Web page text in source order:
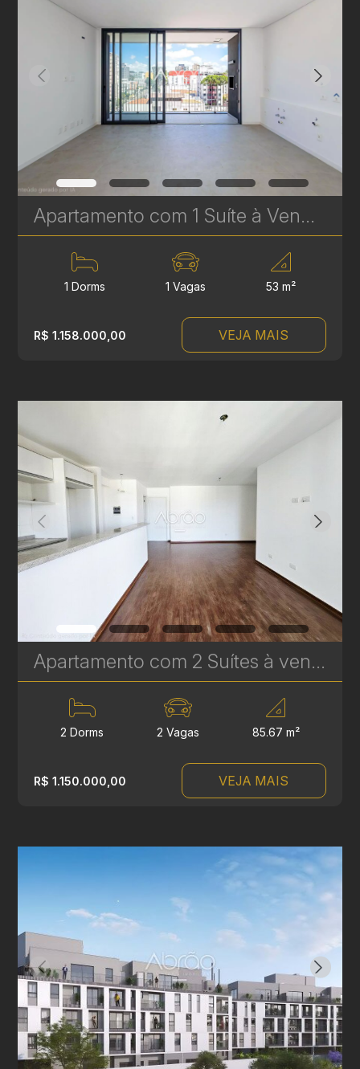
Apartamento com 1 Suíte à Venda no Vaz Batel - 53 m² - Sacada com Churrasqueira - 1 Vaga | Ref. 1703
1 Dorms 1 Vagas 53 m²
R$ 1.158.000,00 VEJA MAIS
Apartamento com 2 Suítes à venda no Água Verde - 85 m² - Edifício Younique - Condomínio Clube | Ref. 1762
2 Dorms 2 Vagas 85.67 m²
R$ 1.150.000,00 VEJA MAIS